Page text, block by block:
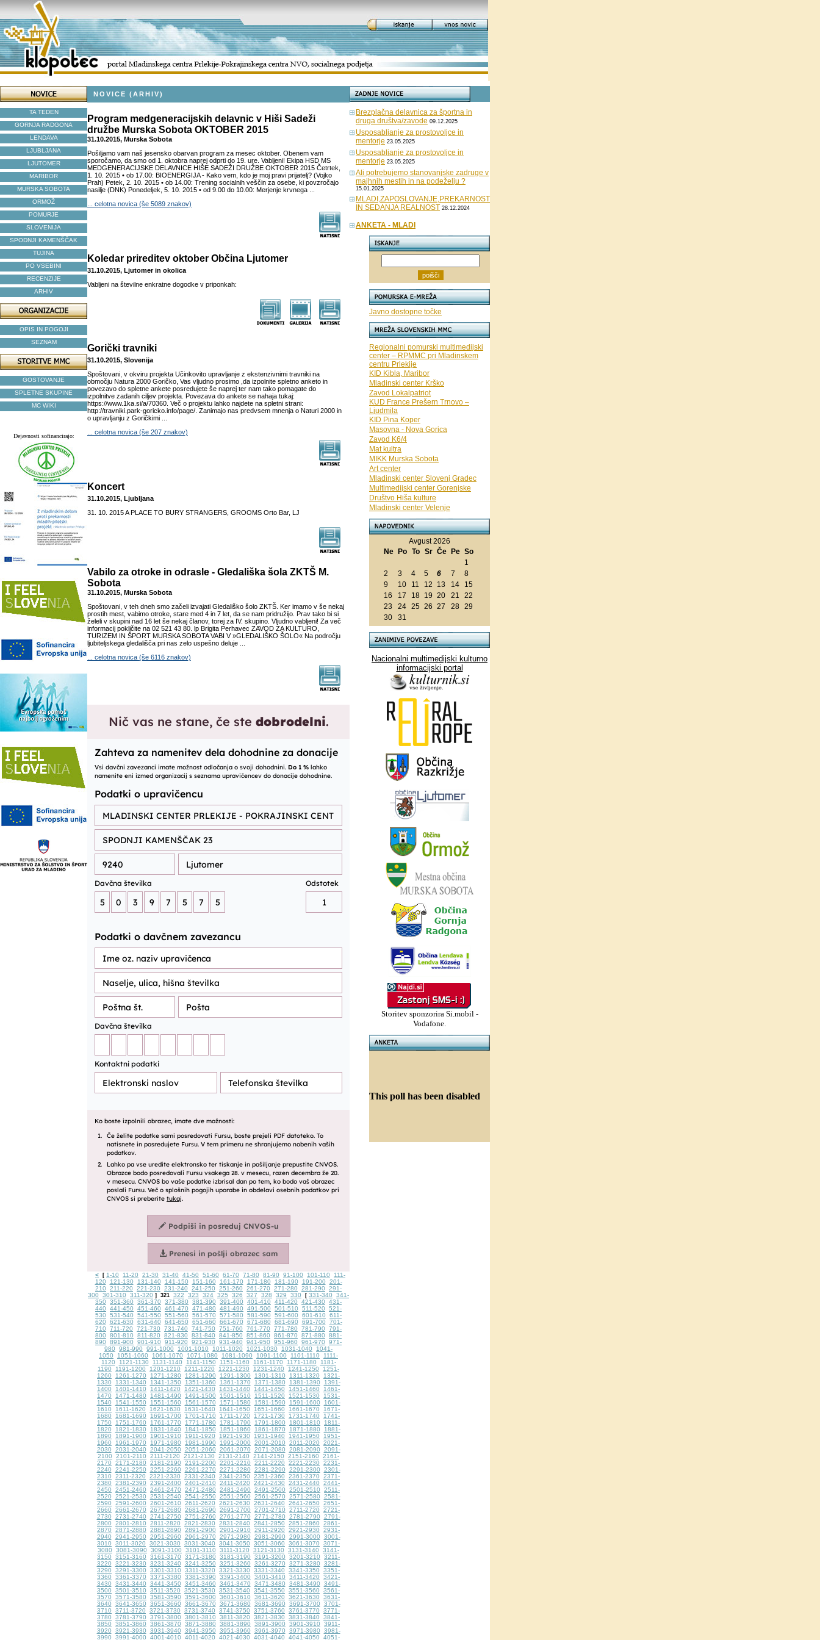
TA TEDEN
GORNJA RADGONA
LENDAVA
LJUBLJANA
LJUTOMER
MARIBOR
MURSKA SOBOTA
ORMOŽ
POMURJE
SLOVENIJA
SPODNJI KAMENŠČAK
TUJINA
PO VSEBINI
RECENZIJE
ARHIV
OPIS IN POGOJI
SEZNAM
GOSTOVANJE
SPLETNE SKUPINE
MC WIKI
Dejavnosti sofinancirajo:
NOVICE (ARHIV)
Program medgeneracijskih delavnic v Hiši Sadeži
družbe Murska Sobota OKTOBER 2015
31.10.2015, Murska Sobota
Pošiljamo vam naš jesensko obarvan program za mesec oktober. Obenem vam
sporočamo, da smo od 1. oktobra naprej odprti do 19. ure. Vabljeni! Ekipa HSD MS
MEDGENERACIJSKE DELAVNICE HIŠE SADEŽI DRUŽBE OKTOBER 2015 Četrtek,
1. 10. 2015 • ob 17.00: BIOENERGIJA - Kako vem, kdo je moj pravi prijatelj? (Vojko
Prah) Petek, 2. 10. 2015 • ob 14.00: Trening socialnih veščin za osebe, ki povzročajo
nasilje (DNK) Ponedeljek, 5. 10. 2015 • od 9.00 do 10.00: Merjenje krvnega ...
... celotna novica (še 5089 znakov)
Koledar prireditev oktober Občina Ljutomer
31.10.2015, Ljutomer in okolica
Vabljeni na številne enkratne dogodke v priponkah:
Gorički travniki
31.10.2015, Slovenija
Spoštovani, v okviru projekta Učinkovito upravljanje z ekstenzivnimi travniki na
območju Natura 2000 Goričko, Vas vljudno prosimo ,da izpolnite spletno anketo in
povezavo do spletne ankete posredujete še naprej ter nam tako pomagate do
izpolnitve zadanih ciljev projekta. Povezava do ankete se nahaja tukaj:
https://www.1ka.si/a/70360. Več o projektu lahko najdete na spletni strani:
http://travniki.park-goricko.info/page/. Zanimajo nas predvsem mnenja o Naturi 2000 in
o upravljanju z Goričkimi ...
... celotna novica (še 207 znakov)
Koncert
31.10.2015, Ljubljana
31. 10. 2015 A PLACE TO BURY STRANGERS, GROOMS Orto Bar, LJ
Vabilo za otroke in odrasle - Gledališka šola ZKTŠ M.
Sobota
31.10.2015, Murska Sobota
Spoštovani, v teh dneh smo začeli izvajati Gledališko šolo ZKTŠ. Ker imamo v še nekaj
prostih mest, vabimo otroke, stare med 4 in 7 let, da se nam pridružijo. Prav tako bi si
želeli v skupini nad 16 let še nekaj članov, torej za IV. skupino. Vljudno vabljeni! Za več
informacij pokličite na 02 521 43 80. lp Brigita Perhavec ZAVOD ZA KULTURO,
TURIZEM IN ŠPORT MURSKA SOBOTA VABI V »GLEDALIŠKO ŠOLO« Na področju
ljubiteljskega gledališča pri nas zelo uspešno deluje ...
... celotna novica (še 6116 znakov)
< [ 1-10 11-20 21-30 31-40 41-50 51-60 61-70 71-80 81-90 91-100 101-110
111-
120
121-130 131-140 141-150 151-160 161-170 171-180 181-190 191-200
201-
210
211-220 221-230 231-240 241-250 251-260 261-270 271-280 281-290
291-
300
301-310 311-320 ] 321 322 323 324 325 326 327 328 329 330 [ 331-340
341-
350
351-360 361-370 371-380 381-390 391-400 401-410 411-420 421-430
431-
440
441-450 451-460 461-470 471-480 481-490 491-500 501-510 511-520
521-
530
531-540 541-550 551-560 561-570 571-580 581-590 591-600 601-610
611-
620
621-630 631-640 641-650 651-660 661-670 671-680 681-690 691-700
701-
710
711-720 721-730 731-740 741-750 751-760 761-770 771-780 781-790
791-
800
801-810 811-820 821-830 831-840 841-850 851-860 861-870 871-880
881-
890
891-900 901-910 911-920 921-930 931-940 941-950 951-960 961-970
971-
980
981-990 991-1000 1001-1010 1011-1020 1021-1030 1031-1040
1041-
1050
1051-1060 1061-1070 1071-1080 1081-1090 1091-1100 1101-1110
1111-
1120
1121-1130 1131-1140 1141-1150 1151-1160 1161-1170 1171-1180
1181-
1190
1191-1200 1201-1210 1211-1220 1221-1230 1231-1240 1241-1250
1251-
1260
1261-1270 1271-1280 1281-1290 1291-1300 1301-1310 1311-1320
1321-
1330
1331-1340 1341-1350 1351-1360 1361-1370 1371-1380 1381-1390
1391-
1400
1401-1410 1411-1420 1421-1430 1431-1440 1441-1450 1451-1460
1461-
1470
1471-1480 1481-1490 1491-1500 1501-1510 1511-1520 1521-1530
1531-
1540
1541-1550 1551-1560 1561-1570 1571-1580 1581-1590 1591-1600
1601-
1610
1611-1620 1621-1630 1631-1640 1641-1650 1651-1660 1661-1670
1671-
1680
1681-1690 1691-1700 1701-1710 1711-1720 1721-1730 1731-1740
1741-
1750
1751-1760 1761-1770 1771-1780 1781-1790 1791-1800 1801-1810
1811-
1820
1821-1830 1831-1840 1841-1850 1851-1860 1861-1870 1871-1880
1881-
1890
1891-1900 1901-1910 1911-1920 1921-1930 1931-1940 1941-1950
1951-
1960
1961-1970 1971-1980 1981-1990 1991-2000 2001-2010 2011-2020
2021-
2030
2031-2040 2041-2050 2051-2060 2061-2070 2071-2080 2081-2090
2091-
2100
2101-2110 2111-2120 2121-2130 2131-2140 2141-2150 2151-2160
2161-
2170
2171-2180 2181-2190 2191-2200 2201-2210 2211-2220 2221-2230
2231-
2240
2241-2250 2251-2260 2261-2270 2271-2280 2281-2290 2291-2300
2301-
2310
2311-2320 2321-2330 2331-2340 2341-2350 2351-2360 2361-2370
2371-
2380
2381-2390 2391-2400 2401-2410 2411-2420 2421-2430 2431-2440
2441-
2450
2451-2460 2461-2470 2471-2480 2481-2490 2491-2500 2501-2510
2511-
2520
2521-2530 2531-2540 2541-2550 2551-2560 2561-2570 2571-2580
2581-
2590
2591-2600 2601-2610 2611-2620 2621-2630 2631-2640 2641-2650
2651-
2660
2661-2670 2671-2680 2681-2690 2691-2700 2701-2710 2711-2720
2721-
2730
2731-2740 2741-2750 2751-2760 2761-2770 2771-2780 2781-2790
2791-
2800
2801-2810 2811-2820 2821-2830 2831-2840 2841-2850 2851-2860
2861-
2870
2871-2880 2881-2890 2891-2900 2901-2910 2911-2920 2921-2930
2931-
2940
2941-2950 2951-2960 2961-2970 2971-2980 2981-2990 2991-3000
3001-
3010
3011-3020 3021-3030 3031-3040 3041-3050 3051-3060 3061-3070
3071-
3080
3081-3090 3091-3100 3101-3110 3111-3120 3121-3130 3131-3140
3141-
3150
3151-3160 3161-3170 3171-3180 3181-3190 3191-3200 3201-3210
3211-
3220
3221-3230 3231-3240 3241-3250 3251-3260 3261-3270 3271-3280
3281-
3290
3291-3300 3301-3310 3311-3320 3321-3330 3331-3340 3341-3350
3351-
3360
3361-3370 3371-3380 3381-3390 3391-3400 3401-3410 3411-3420
3421-
3430
3431-3440 3441-3450 3451-3460 3461-3470 3471-3480 3481-3490
3491-
3500
3501-3510 3511-3520 3521-3530 3531-3540 3541-3550 3551-3560
3561-
3570
3571-3580 3581-3590 3591-3600 3601-3610 3611-3620 3621-3630
3631-
3640
3641-3650 3651-3660 3661-3670 3671-3680 3681-3690 3691-3700
3701-
3710
3711-3720 3721-3730 3731-3740 3741-3750 3751-3760 3761-3770
3771-
3780
3781-3790 3791-3800 3801-3810 3811-3820 3821-3830 3831-3840
3841-
3850
3851-3860 3861-3870 3871-3880 3881-3890 3891-3900 3901-3910
3911-
3920
3921-3930 3931-3940 3941-3950 3951-3960 3961-3970 3971-3980
3981-
3990
3991-4000 4001-4010 4011-4020 4021-4030 4031-4040 4041-4050 4051-
Brezplačna delavnica za športna in
druga društva/zavode 09.12.2025
Usposabljanje za prostovoljce in
mentorje 23.05.2025
Usposabljanje za prostovoljce in
mentorje 23.05.2025
Ali potrebujemo stanovanjske zadruge v
majhnih mestih in na podeželju ?
15.01.2025
MLADI,ZAPOSLOVANJE,PREKARNOST
IN SEDANJA REALNOST 28.12.2024
ANKETA - MLADI
Javno dostopne točke
Regionalni pomurski multimedijski
center – RPMMC pri Mladinskem
centru Prlekije
KID Kibla, Maribor
Mladinski center Krško
Zavod Lokalpatriot
KUD France Prešern Trnovo –
Ljudmila
KID Pina Koper
Masovna - Nova Gorica
Zavod K6/4
Mat kultra
MIKK Murska Sobota
Art center
Mladinski center Slovenj Gradec
Multimedijski center Gorenjske
Društvo Hiša kulture
Mladinski center Velenje
Avgust 2026
Ne
Po To Sr Če Pe So
1
2
3 4 5 6 7
8
9
10 11 12 13 14
15
16
17 18 19 20 21
22
23
24 25 26 27 28 29
30
31
Nacionalni multimedijski kulturno
informacijski portal
Storitev sponzorira Si.mobil -
Vodafone.
This poll has been disabled